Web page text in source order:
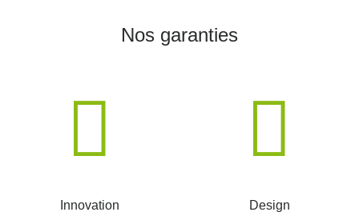
Nos garanties
Innovation Design